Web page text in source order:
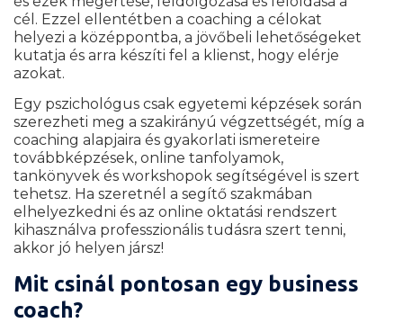
cél. Ezzel ellentétben a coaching a célokat
helyezi a középpontba, a jövőbeli lehetőségeket
kutatja és arra készíti fel a klienst, hogy elérje
azokat.
Egy pszichológus csak egyetemi képzések során
szerezheti meg a szakirányú végzettségét, míg a
coaching alapjaira és gyakorlati ismereteire
továbbképzések, online tanfolyamok,
tankönyvek és workshopok segítségével is szert
tehetsz. Ha szeretnél a segítő szakmában
elhelyezkedni és az online oktatási rendszert
kihasználva professzionális tudásra szert tenni,
akkor jó helyen jársz!
Mit csinál pontosan egy business
coach?